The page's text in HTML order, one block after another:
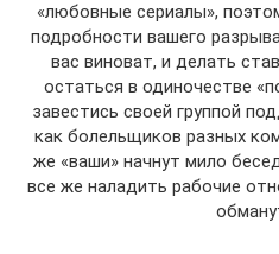
«любовные сериалы»,
подробности вашего
вас виноват, и делать
остаться в одиночестве
завестись своей группой
как болельщиков разных
же «ваши» начнут мило
все же наладить рабочие